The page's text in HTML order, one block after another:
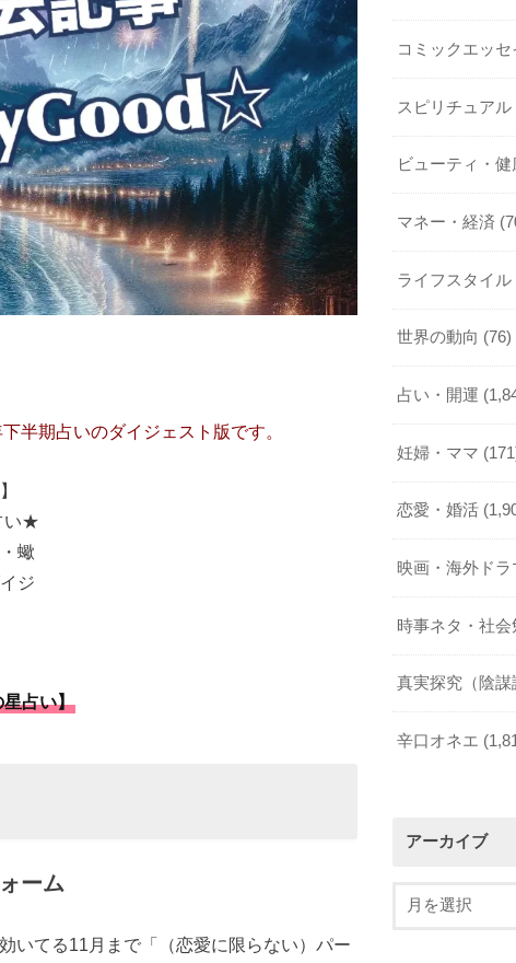
半期占いのダイジェスト版です。
占い】
ーム
いてる11月まで「（恋愛に限らない）パー
コミックエッセ
スピリチュアル
ビューティ・健
マネー・経済
ライフスタイル
世界の動向 (76)
占い・開運
妊婦・ママ
恋愛・婚活
映画・海外ド
時事ネタ・社会
真実探究（陰謀
辛口オネエ
アーカイブ